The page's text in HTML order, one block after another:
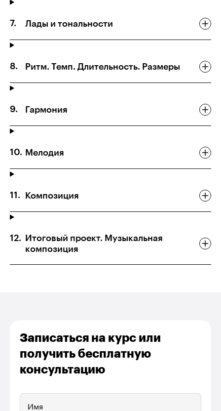
Лады и тональности
Ритм. Темп. Длительность. Размеры
Гармония
Мелодия
Композиция
Итоговый проект. Музыкальная
композиция
Записаться на курс или
получить бесплатную
консультацию
Имя